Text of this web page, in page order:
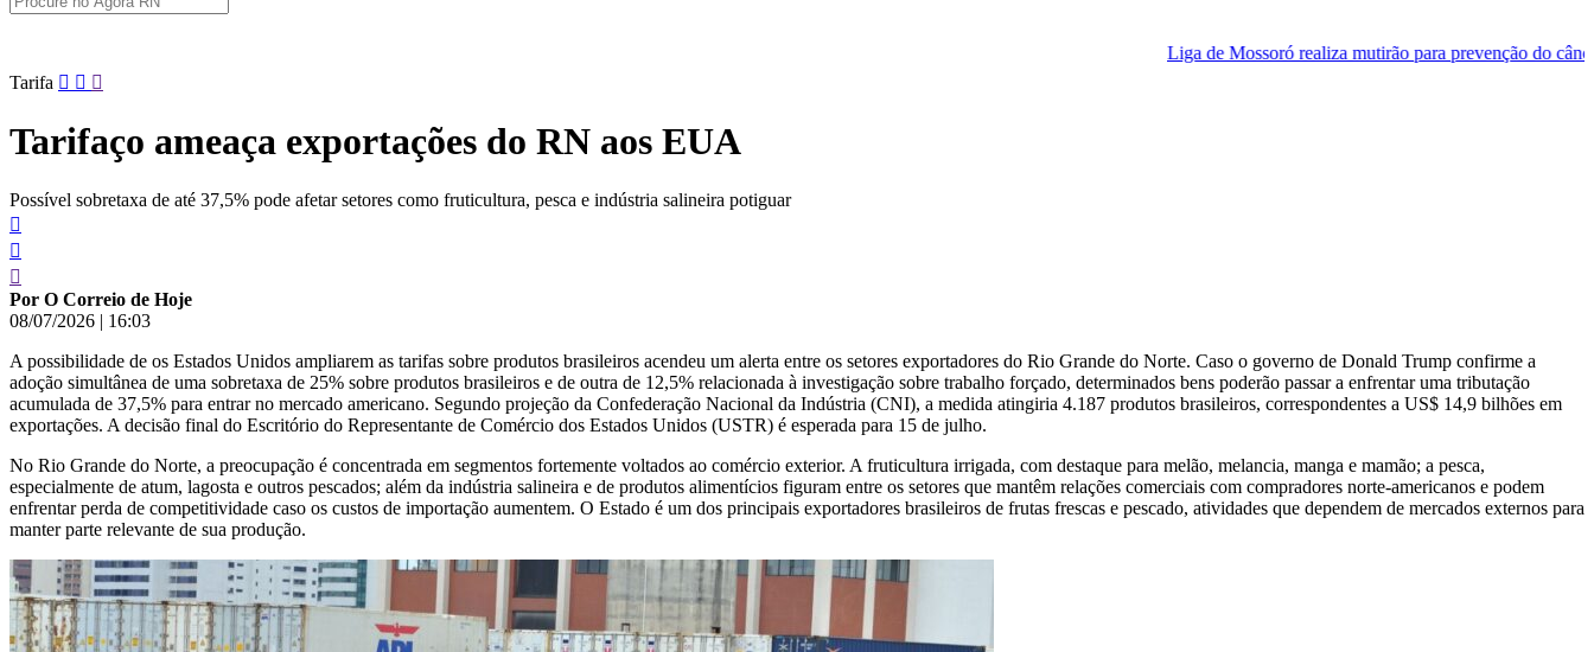
Liga de Mossoró realiza mutirão para prevenção do câncer de pulmão
Pular
conteúdo
Tarifa
Tarifaço ameaça exportações do RN aos EUA
Possível sobretaxa de até 37,5% pode afetar setores como fruticultura, pesca e indústria salineira potiguar
Por O Correio de Hoje
08/07/2026 | 16:03
A possibilidade de os Estados Unidos ampliarem as tarifas sobre produtos brasileiros acendeu um alerta entre os setores exportadores do Rio Grande do Norte. Caso o governo de Donald Trump confirme a
adoção simultânea de uma sobretaxa de 25% sobre produtos brasileiros e de outra de 12,5% relacionada à investigação sobre trabalho forçado, determinados bens poderão passar a enfrentar uma tributação
acumulada de 37,5% para entrar no mercado americano. Segundo projeção da Confederação Nacional da Indústria (CNI), a medida atingiria 4.187 produtos brasileiros, correspondentes a US$ 14,9 bilhões em
exportações. A decisão final do Escritório do Representante de Comércio dos Estados Unidos (USTR) é esperada para 15 de julho.
No Rio Grande do Norte, a preocupação é concentrada em segmentos fortemente voltados ao comércio exterior. A fruticultura irrigada, com destaque para melão, melancia, manga e mamão; a pesca,
especialmente de atum, lagosta e outros pescados; além da indústria salineira e de produtos alimentícios figuram entre os setores que mantêm relações comerciais com compradores norte-americanos e podem
enfrentar perda de competitividade caso os custos de importação aumentem. O Estado é um dos principais exportadores brasileiros de frutas frescas e pescado, atividades que dependem de mercados externos para
manter parte relevante de sua produção.